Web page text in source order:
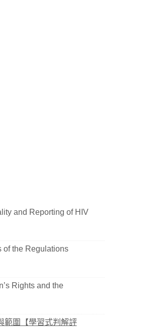
and Reporting of HIV
of the Regulations
Rights and the
範圍【學習式判解評